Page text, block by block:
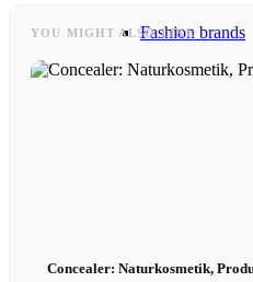
Fashion brands
YOU MIGHT ALSO LIKE
Concealer: Naturkosmetik,